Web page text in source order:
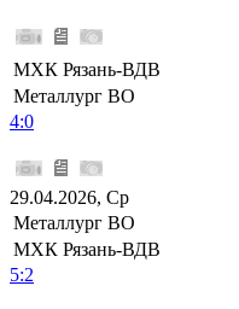
МХК Рязань-ВДВ
Металлург ВО
4:0
29.04.2026, Ср
Металлург ВО
МХК Рязань-ВДВ
5:2